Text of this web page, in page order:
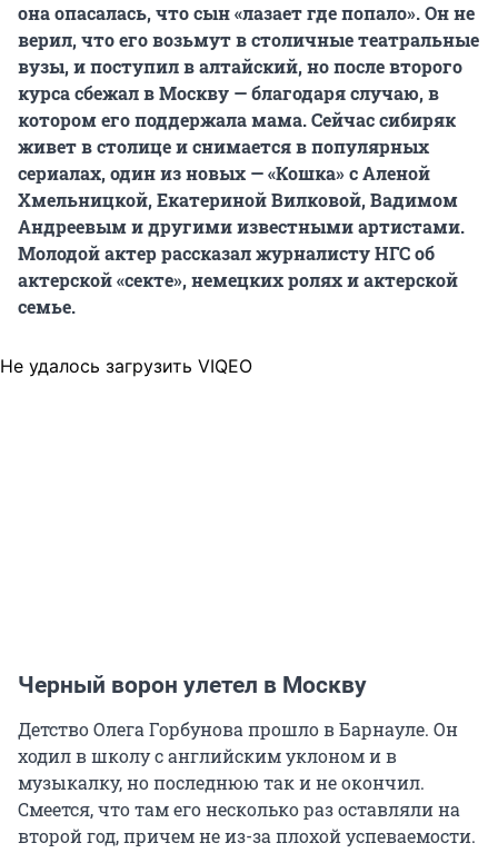
она опасалась, что сын «лазает где попало». Он не
верил, что его возьмут в столичные театральные
вузы, и поступил в алтайский, но после второго
курса сбежал в Москву — благодаря случаю, в
котором его поддержала мама. Сейчас сибиряк
живет в столице и снимается в популярных
сериалах, один из новых — «Кошка» с Аленой
Хмельницкой, Екатериной Вилковой, Вадимом
Андреевым и другими известными артистами.
Молодой актер рассказал журналисту НГС об
актерской «секте», немецких ролях и актерской
семье.
Не удалось загрузить VIQEO
Черный ворон улетел в Москву
Детство Олега Горбунова прошло в Барнауле. Он
ходил в школу с английским уклоном и в
музыкалку, но последнюю так и не окончил.
Смеется, что там его несколько раз оставляли на
второй год, причем не из-за плохой успеваемости.